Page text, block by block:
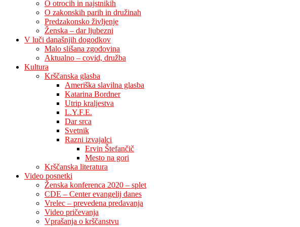
O otrocih in najstnikih
O zakonskih parih in družinah
Predzakonsko življenje
Ženska – dar ljubezni
V luči današnjih dogodkov
Malo slišana zgodovina
Aktualno – covid, družba
Kultura
Krščanska glasba
Ameriška slavilna glasba
Katarina Bordner
Utrip kraljestva
L.Y.F.E.
Dar srca
Svetnik
Razni izvajalci
Ervin Štefančič
Mesto na gori
Krščanska literatura
Video posnetki
Ženska konferenca 2020 – splet
CDE – Center evangelij danes
Vrelec – prevedena predavanja
Video pričevanja
Vprašanja o krščanstvu